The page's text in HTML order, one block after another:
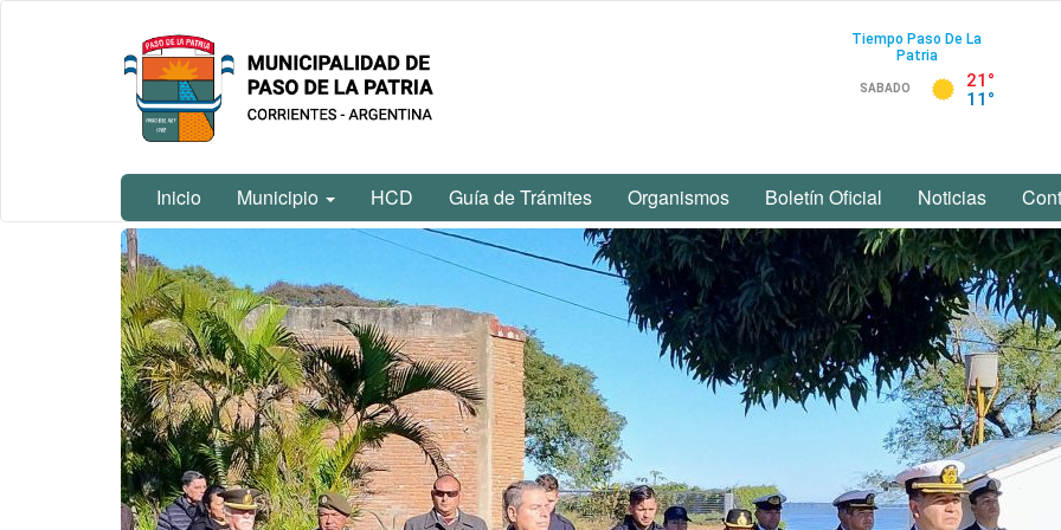
Municipalidad
de Paso De
La Patria
Inicio Municipio HCD Guía de Trámites Organismos Boletín Oficial Noticias
Contenido
principal